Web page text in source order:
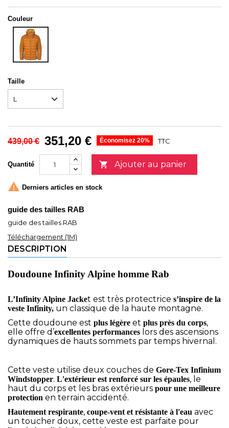
Couleur
DEEP
INK-
INK
Taille
439,00 € 351,20 € Économisez 20% TTC
Quantité  Ajouter au panier
 Derniers articles en stock
guide des tailles RAB
guide des tailles RAB
Téléchargement (1M)
DESCRIPTION
Doudoune Infinity Alpine homme Rab
L’Infinity Alpine Jacket est très protectrice s’inspire de la
veste Infinity, un classique de la haute montagne.
Cette doudoune est plus légère et plus près du corps,
elle offre d’excellentes performances lors des ascensions
dynamiques de hauts sommets par temps hivernal.
Cette veste utilise deux couches de Gore-Tex Infinium
Windstopper. L'extérieur est renforcé sur les épaules, le
haut du corps et les bras extérieurs pour une meilleure
protection en terrain accidenté.
Hautement respirante, coupe-vent et résistante à l'eau avec
un toucher doux, cette veste est parfaite pour